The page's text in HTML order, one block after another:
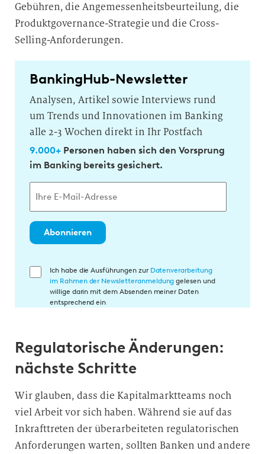
Gebühren, die Angemessenheitsbeurteilung, die
Produktgovernance-Strategie und die Cross-
Selling-Anforderungen.
BankingHub-Newsletter
Analysen, Artikel sowie Interviews rund
um Trends und Innovationen im Banking
alle 2-3 Wochen direkt in Ihr Postfach
9.000+Personen haben sich den Vorsprung
im Banking bereits gesichert.
Abonnieren
E
l
i
n
g
i
Ich habe die Ausführungen zur Datenverarbeitung
im Rahmen der Newsletteranmeldung gelesen und
willige darin mit dem Absenden meiner Daten
entsprechend ein
Regulatorische Änderungen:
nächste Schritte
Wir glauben, dass die Kapitalmarktteams noch
viel Arbeit vor sich haben. Während sie auf das
Inkrafttreten der überarbeiteten regulatorischen
Anforderungen warten, sollten Banken und andere